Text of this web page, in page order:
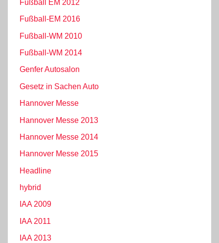
Fußball EM 2012
Fußball-EM 2016
Fußball-WM 2010
Fußball-WM 2014
Genfer Autosalon
Gesetz in Sachen Auto
Hannover Messe
Hannover Messe 2013
Hannover Messe 2014
Hannover Messe 2015
Headline
hybrid
IAA 2009
IAA 2011
IAA 2013